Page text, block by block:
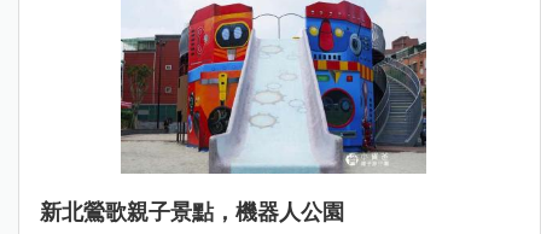
新北鶯歌親子景點，機器人公園